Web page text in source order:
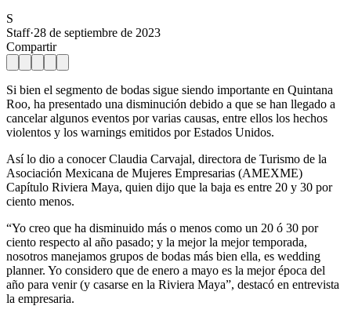
S
Staff·28 de septiembre de 2023
Compartir
Si bien el segmento de bodas sigue siendo importante en Quintana
Roo, ha presentado una disminución debido a que se han llegado a
cancelar algunos eventos por varias causas, entre ellos los hechos
violentos y los warnings emitidos por Estados Unidos.
Así lo dio a conocer Claudia Carvajal, directora de Turismo de la
Asociación Mexicana de Mujeres Empresarias (AMEXME)
Capítulo Riviera Maya, quien dijo que la baja es entre 20 y 30 por
ciento menos.
“Yo creo que ha disminuido más o menos como un 20 ó 30 por
ciento respecto al año pasado; y la mejor la mejor temporada,
nosotros manejamos grupos de bodas más bien ella, es wedding
planner. Yo considero que de enero a mayo es la mejor época del
año para venir (y casarse en la Riviera Maya”, destacó en entrevista
la empresaria.